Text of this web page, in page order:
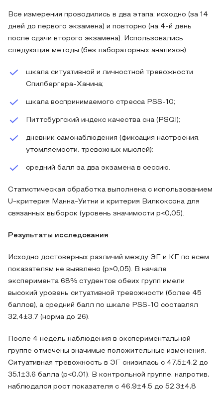
Все измерения проводились в два этапа: исходно (за 14
дней до первого экзамена) и повторно (на 4-й день
после сдачи второго экзамена). Использовались
следующие методы (без лабораторных анализов):
шкала ситуативной и личностной тревожности
Спилбергера-Ханина;
шкала воспринимаемого стресса PSS-10;
Питтсбургский индекс качества сна (PSQI);
дневник самонаблюдения (фиксация настроения,
утомляемости, тревожных мыслей);
средний балл за два экзамена в сессию.
Статистическая обработка выполнена с использованием
U-критерия Манна-Уитни и критерия Вилкоксона для
связанных выборок (уровень значимости p<0,05).
Результаты исследования
Исходно достоверных различий между ЭГ и КГ по всем
показателям не выявлено (p>0,05). В начале
эксперимента 68% студентов обеих групп имели
высокий уровень ситуативной тревожности (более 45
баллов), а средний балл по шкале PSS-10 составлял
32,4±3,7 (норма до 26).
После 4 недель наблюдения в экспериментальной
группе отмечены значимые положительные изменения.
Ситуативная тревожность в ЭГ снизилась с 47,5±4,2 до
35,1±3,6 балла (p<0,01). В контрольной группе, напротив,
наблюдался рост показателя с 46,9±4,5 до 52,3±4,8